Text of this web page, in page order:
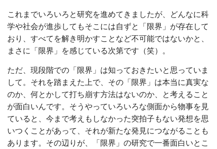
これまでいろいろと研究を進めてきましたが、どんなに科
学や社会が進歩してもそこには自ずと「限界」が存在して
おり、すべてを解き明かすことなど不可能ではないかと、
まさに「限界」を感じている次第です（笑）。
ただ、現段階での「限界」は知っておきたいと思っていま
して。それを踏まえた上で、その「限界」は本当に真実な
のか、何とかして打ち崩す方法はないのか、と考えること
が面白いんです。そうやっていろいろな側面から物事を見
ていると、今まで考えもしなかった突拍子もない発想を思
いつくことがあって、それが新たな発見につながることも
あります。その辺りが、「限界」の研究で一番面白いとこ